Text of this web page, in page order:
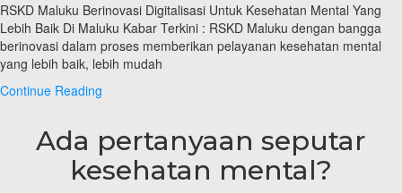
RSKD Maluku Berinovasi Digitalisasi Untuk Kesehatan Mental Yang
Lebih Baik Di Maluku Kabar Terkini : RSKD Maluku dengan bangga
berinovasi dalam proses memberikan pelayanan kesehatan mental
yang lebih baik, lebih mudah
Continue Reading
Ada pertanyaan seputar
kesehatan mental?